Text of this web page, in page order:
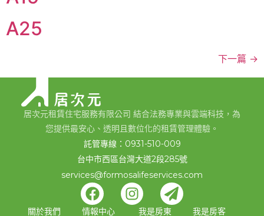
A25
下一篇 →
居次元租賃住宅服務有限公司 結合法務專業與雲端科技，為
您提供最安心、透明且數位化的租賃管理體驗。
託管專線：0931-510-009
台中市西區台灣大道2段285號
services@formosalifeservices.com
關於我們 情報中心 我是房東 我是房客